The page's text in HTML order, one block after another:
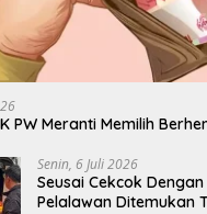
PW Meranti Memilih
Senin, 6 Juli 2026
Seusai Cekcok
Pelalawan Ditemukan